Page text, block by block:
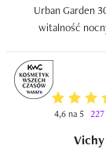
Urban Garden
4,6 na 5
Vichy